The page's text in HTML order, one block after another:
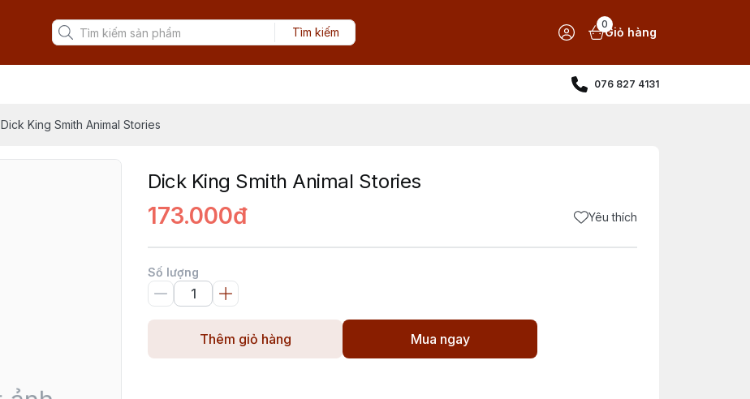
Tìm kiếm
0
Giỏ hàng
076 827 4131
Dick King Smith Animal Stories
Dick King Smith Animal Stories
173.000đ Yêu thích
Số lượng
Thêm giỏ hàng Mua ngay